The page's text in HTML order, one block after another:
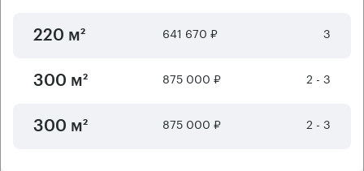
220 м² 641 670 ₽ 3
300 м² 875 000 ₽ 2 - 3
300 м² 875 000 ₽ 2 - 3